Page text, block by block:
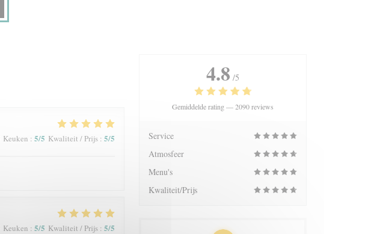
Keuken : 5/5 Kwaliteit / Prijs : 5/5
Keuken : 5/5 Kwaliteit / Prijs : 5/5
4.8 /5
Gemiddelde rating —2090 reviews
Service
Atmosfeer
Menu's
Kwaliteit/Prijs